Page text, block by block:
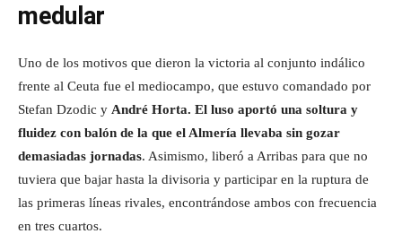
medular
Uno de los motivos que dieron la victoria al conjunto indálico
frente al Ceuta fue el mediocampo, que estuvo comandado por
Stefan Dzodic y André Horta. El luso aportó una soltura y
fluidez con balón de la que el Almería llevaba sin gozar
demasiadas jornadas. Asimismo, liberó a Arribas para que no
tuviera que bajar hasta la divisoria y participar en la ruptura de
las primeras líneas rivales, encontrándose ambos con frecuencia
en tres cuartos.